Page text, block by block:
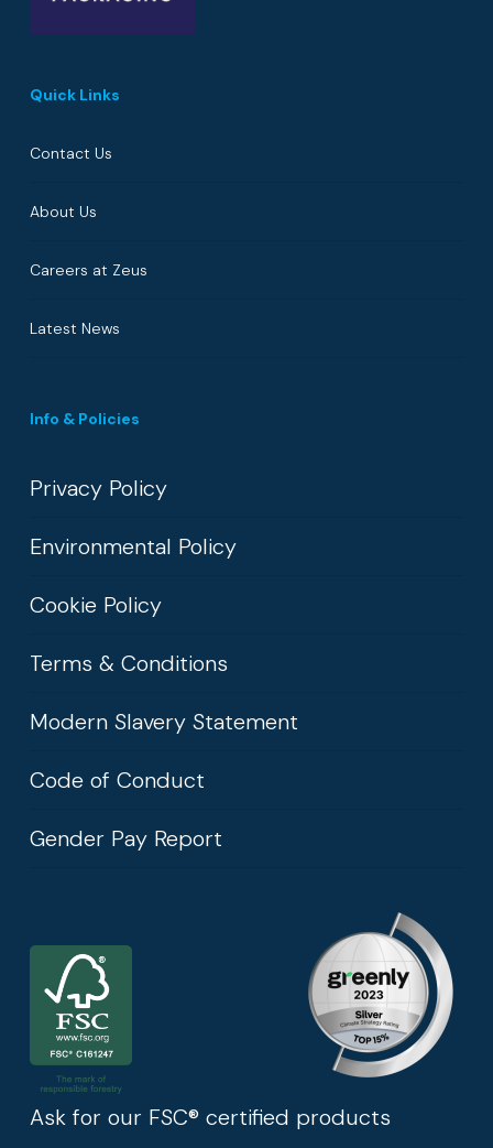
Quick Links
Contact Us
About Us
Careers at Zeus
Latest News
Info & Policies
Privacy Policy
Environmental Policy
Cookie Policy
Terms & Conditions
Modern Slavery Statement
Code of Conduct
Gender Pay Report
Ask for our FSC® certified products